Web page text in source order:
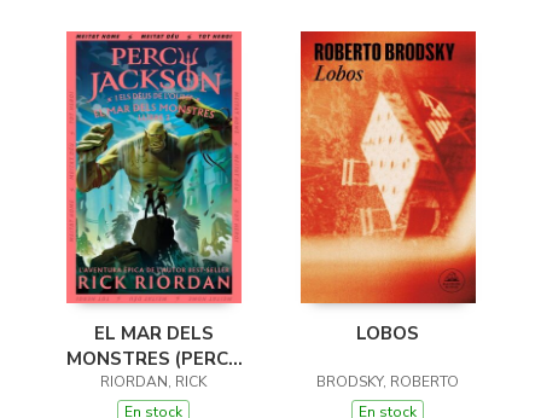
EL MAR DELS
MONSTRES (PERCY
JACKSON I ELS DÉUS
DE L'OLIMP 2)
RIORDAN, RICK
En stock
LOBOS
BRODSKY, ROBERTO
En stock